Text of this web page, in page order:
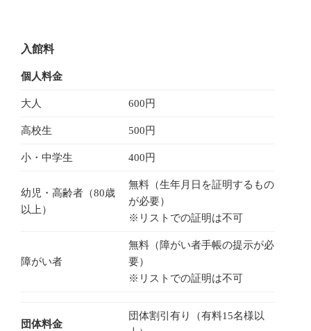
入館料
個人料金
大人 600円
高校生 500円
小・中学生 400円
幼児・高齢者（80歳
以上）
無料（生年月日を証明するもの
が必要）
※リストでの証明は不可
障がい者
無料（障がい者手帳の提示が必
要）
※リストでの証明は不可
団体料金
団体割引有り（有料15名様以